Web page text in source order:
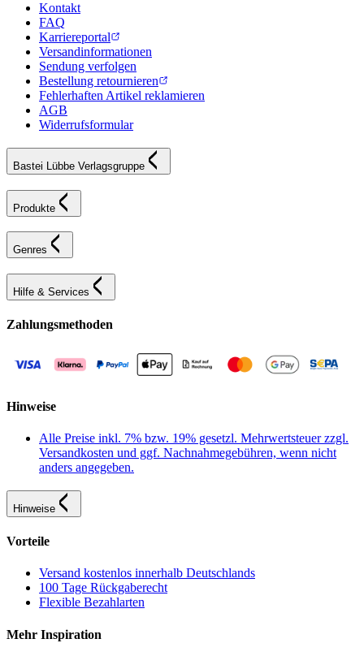
Kontakt
FAQ
Karriereportal
Versandinformationen
Sendung verfolgen
Bestellung retournieren
Fehlerhaften Artikel reklamieren
AGB
Widerrufsformular
Bastei Lübbe Verlagsgruppe
Produkte
Genres
Hilfe & Services
Zahlungsmethoden
Hinweise
Alle Preise inkl. 7% bzw. 19% gesetzl. Mehrwertsteuer zzgl.
Versandkosten und ggf. Nachnahmegebühren, wenn nicht
anders angegeben.
Hinweise
Vorteile
Versand kostenlos innerhalb Deutschlands
100 Tage Rückgaberecht
Flexible Bezahlarten
Mehr Inspiration